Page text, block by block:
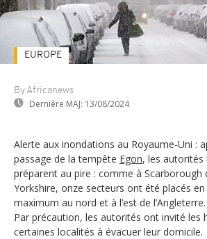
By Africanews
Dernière MAJ: 13/08/2024
EUROPE
Alerte aux inondations au Royaume-Uni :
passage de la tempête Egon, les autorités
préparent au pire : comme à Scarborough
Yorkshire, onze secteurs ont été placés
maximum au nord et à l’est de l’Angleterre.
Par précaution, les autorités ont invité les
certaines localités à évacuer leur domicile.